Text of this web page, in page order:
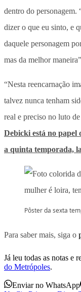
dentro do personagem.
dizer o que eu sinto, e
daquele personagem
mas da melhor
“Nesta reencarnação
talvez nunca tenham
real e preciso no luto
Debicki está no papel
a quinta temporada,
Pôster da sexta
Para saber mais, siga o
Já leu todas as notas e
do Metrópoles.
Enviar no WhatsApp